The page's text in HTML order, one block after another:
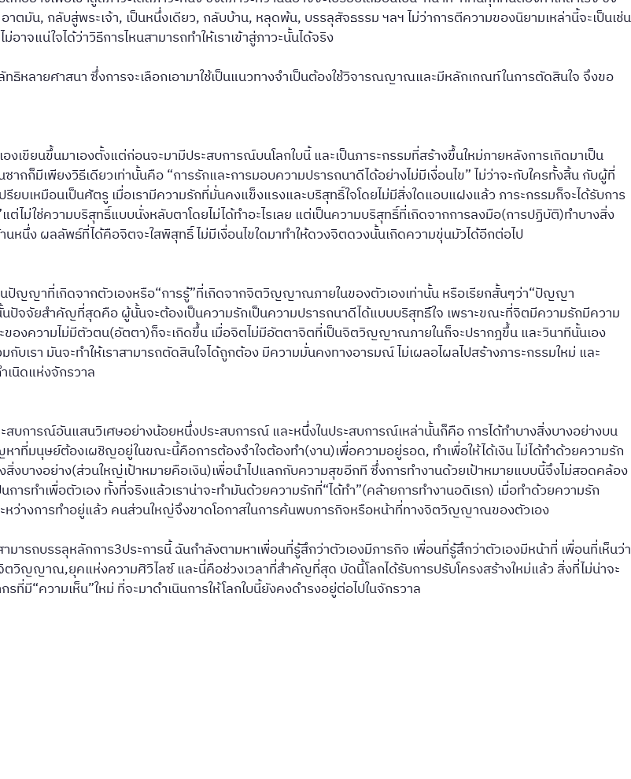
มัน, กลับสู่พระเจ้า, เป็นหนึ่งเดียว, กลับบ้าน, หลุดพ้น, บรรลุสัจธรรม ฯลฯ ไม่ว่าการตีความของนิยามเหล่านี้จะเป็นเช่น
แน่ใจได้ว่าวิธีการไหนสามารถทำให้เราเข้าสู่ภาวะนั้นได้จริง
หลายศาสนา ซึ่งการจะเลือกเอามาใช้เป็นแนวทางจำเป็นต้องใช้วิจารณญาณและมีหลักเกณท์ในการตัดสินใจ จึงขอ
เขียนขึ้นมาเองตั้งแต่ก่อนจะมามีประสบการณ์บนโลกใบนี้ และเป็นภาระกรรมที่สร้างขึ้นใหม่ภายหลังการเกิดมาเป็น
ก็มีเพียงวิธีเดียวเท่านั้นคือ “การรักและการมอบความปรารถนาดีได้อย่างไม่มีเงื่อนไข” ไม่ว่าจะกับใครทั้งสิ้น กับผู้ที่
เหมือนเป็นศัตรู เมื่อเรามีความรักที่มั่นคงแข็งแรงและบริสุทธิ์ใจโดยไม่มีสิ่งใดแอบแฝงแล้ว ภาระกรรมก็จะได้รับการ
ต่ไม่ใช่ความบริสุทธิ์แบบนั่งหลับตาโดยไม่ได้ทำอะไรเลย แต่เป็นความบริสุทธิ์ที่เกิดจากการลงมือ(การปฏิบัติ)ทำบางสิ่ง
นึ่ง ผลลัพธ์ที่ได้คือจิตจะใสพิสุทธิ์ ไม่มีเงื่อนไขใดมาทำให้ดวงจิตดวงนั้นเกิดความขุ่นมัวได้อีกต่อไป
ญาที่เกิดจากตัวเองหรือ“การรู้”ที่เกิดจากจิตวิญญาณภายในของตัวเองเท่านั้น หรือเรียกสั้นๆว่า“ปัญญา
จัยสำคัญที่สุดคือ ผู้นั้นจะต้องเป็นความรักเป็นความปรารถนาดีได้แบบบริสุทธ์ิใจ เพราะขณะที่จิตมีความรักมีความ
ของความไม่มีตัวตน(อัตตา)ก็จะเกิดขึ้น เมื่อจิตไม่มีอัตตาจิตที่เป็นจิตวิญญาณภายในก็จะปรากฎขึ้น และวินาทีนั้นเอง
เรา มันจะทำให้เราสามารถตัดสินใจได้ถูกต้อง มีความมั่นคงทางอารมณ์ ไม่เผลอไผลไปสร้างภาระกรรมใหม่ และ
เนิดแห่งจักรวาล
การณ์อันแสนวิเศษอย่างน้อยหนึ่งประสบการณ์ และหนึ่งในประสบการณ์เหล่านั้นก็คือ การได้ทำบางสิ่งบางอย่างบน
ที่มนุษย์ต้องเผชิญอยู่ในขณะนี้คือการต้องจำใจต้องทำ(งาน)เพื่อความอยู่รอด, ทำเพื่อให้ได้เงิน ไม่ได้ทำด้วยความรัก
บางอย่าง(ส่วนใหญ่เป้าหมายคือเงิน)เพื่อนำไปแลกกับความสุขอีกที ซึ่งการทำงานด้วยเป้าหมายแบบนี้จึงไม่สอดคล้อง
ำเพื่อตัวเอง ทั้งที่จริงแล้วเราน่าจะทำมันด้วยความรักที่“ได้ทำ”(คล้ายการทำงานอดิเรก) เมื่อทำด้วยความรัก
หว่างการทำอยู่แล้ว คนส่วนใหญ่จึงขาดโอกาสในการค้นพบภารกิจหรือหน้าที่ทางจิตวิญญาณของตัวเอง
ารถบรรลุหลักการ3ประการนี้ ฉันกำลังตามหาเพื่อนที่รู้สึกว่าตัวเองมีภารกิจ เพื่อนที่รู้สึกว่าตัวเองมีหน้าที่ เพื่อนที่เห็นว่า
วิญญาณ,ยุคแห่งความศิวิไลซ์ และนี่คือช่วงเวลาที่สำคัญที่สุด บัดนี้โลกได้รับการปรับโครงสร้างใหม่แล้ว สิ่งที่ไม่น่าจะ
ที่มี“ความเห็น”ใหม่ ที่จะมาดำเนินการให้โลกใบนี้ยังคงดำรงอยู่ต่อไปในจักรวาล